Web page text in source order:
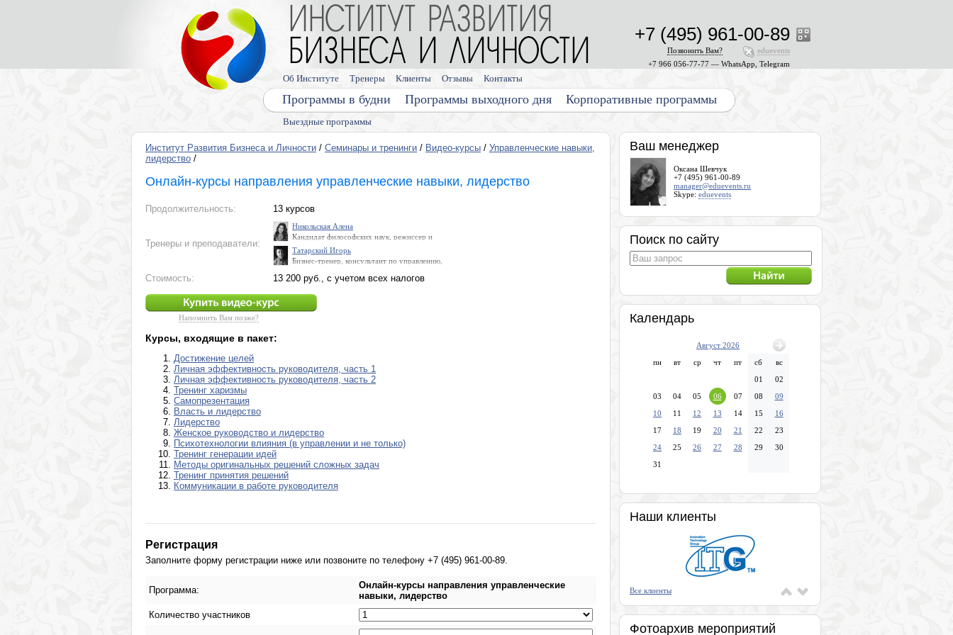
Выездные программы
Программы в будни Программы выходного дня Корпоративные программы
Об Институте Тренеры Клиенты Отзывы Контакты
+7 966 056-77-77 — WhatsApp, Telegram
eduevents
Позвонить Вам?
+7 (495) 961-00-89
Институт Развития Бизнеса и Личности / Семинары и тренинги / Видео-курсы / Управленческие навыки,
лидерство /
Онлайн-курсы направления управленческие навыки, лидерство
Продолжительность: 13 курсов
Тренеры и преподаватели:
Никольская Алена
Кандидат философских наук, режиссер и
психолог, M.A. NLP, trainer, гипнотерапевт
и шеф-коуч. Член международной
Эриксоновского Университета (Канада,
ведущая и участница проектов на
Татарский Игорь
Бизнес-тренер, консультант по управлению,
психодиагностических методик
Стоимость: 13 200 руб., с учетом всех налогов
Напомнить Вам позже?
Курсы, входящие в пакет:
Достижение целей
Личная эффективность руководителя, часть 1
Личная эффективность руководителя, часть 2
Тренинг харизмы
Самопрезентация
Власть и лидерство
Лидерство
Женское руководство и лидерство
Психотехнологии влияния (в управлении и не только)
Тренинг генерации идей
Методы оригинальных решений сложных задач
Тренинг принятия решений
Коммуникации в работе руководителя
Регистрация
Заполните форму регистрации ниже или позвоните по телефону +7 (495) 961-00-89.
Ваш менеджер
Оксана Шевчук
+7 (495) 961-00-89
manager@eduevents.ru
Skype: eduevents
Поиск по сайту
Календарь
Август 2026
пн
вт ср чт пт сб
вс
01
02
03
04 05 06 07 08
09
10
11 12 13 14 15
16
17
18 19 20 21 22
23
24
25 26 27 28 29
30
31
Наши клиенты
Все клиенты
Фотоархив мероприятий